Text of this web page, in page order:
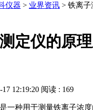
仪器 > 业界资讯 > 铁离子
定仪的原
12:19:20 阅读 : 169
是一种用于测量铁离子浓